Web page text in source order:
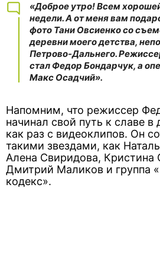
«Доброе утро! Всем
недели. А от меня вам
фото Тани Овсиенко со
деревни моего детства,
Петрово-Дальнего.
стал Федор Бондарчук, а
Макс Осадчий».
Напомним, что режиссер
начинал свой путь к славе в
как раз с видеоклипов. Он
такими звездами, как
Алена Свиридова, Кристина
Дмитрий Маликов и группа
кодекс».